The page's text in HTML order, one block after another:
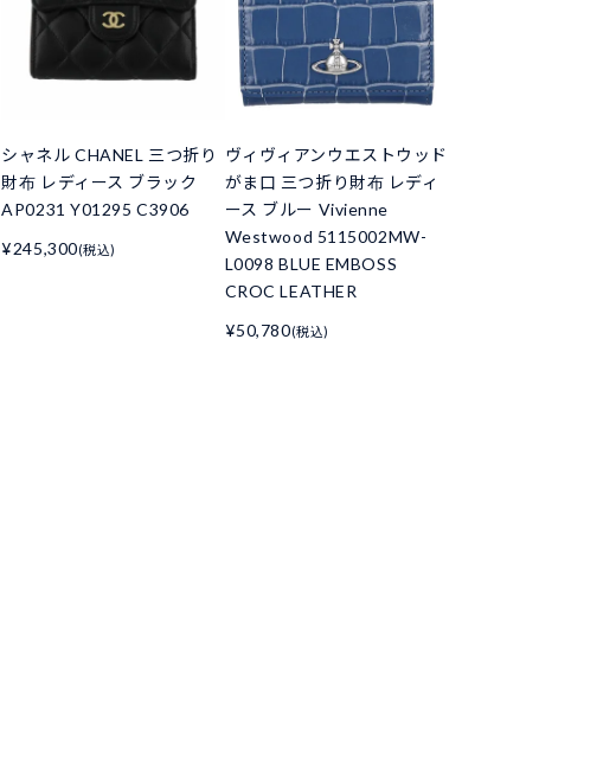
シャネル CHANEL 三つ折り
財布 レディース ブラック
AP0231 Y01295 C3906
¥245,300(税込)
ヴィヴィアンウエストウッド
がま口 三つ折り財布 レディ
ース ブルー Vivienne
Westwood 5115002MW-
L0098 BLUE EMBOSS
CROC LEATHER
¥50,780(税込)